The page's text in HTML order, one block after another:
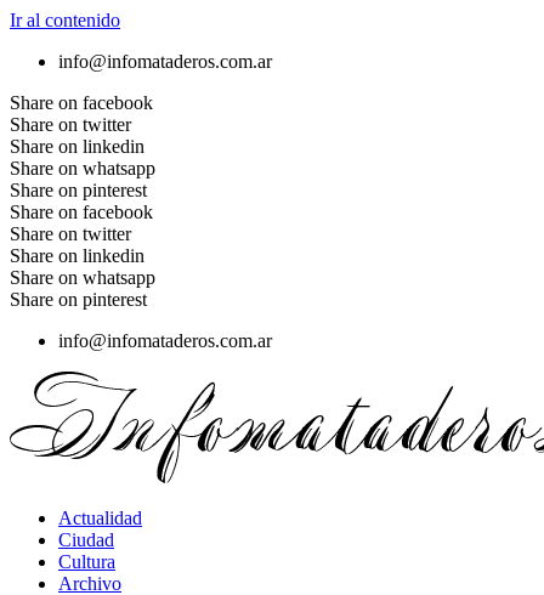
Ir al contenido
info@infomataderos.com.ar
Share on facebook
Share on twitter
Share on linkedin
Share on whatsapp
Share on pinterest
Share on facebook
Share on twitter
Share on linkedin
Share on whatsapp
Share on pinterest
info@infomataderos.com.ar
Actualidad
Ciudad
Cultura
Archivo